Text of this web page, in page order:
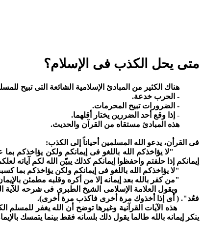
متى يحل الكذب فى الإسلام؟
هناك الكثير من المبادئ الإسلامية الشائعة التى تبيح
- الحرب خدعة.
- الضرورات تبيح المحرمات.
- إذا وقع أحد الضررين يختار أقلهما.
هذه المبادئ مستقاه من القرآن والحديث.
فى القرأن، يدعو الله المسلمين أحياناً إلى الكذب:
"لا يؤاخذكم الله باللغو فى إيمانكم ولكن يؤاخذكم
إيمانكم إذا حلفتم واحفظوا إيمانكم كذلك يبيّن الله لكم آياته
"لا يؤاخذكم الله باللغو فى إيمانكم ولكن يؤاخذكم بما
"من كفر بالله بعد إيمانه إلا من أكره وقلبه مطمئن
ويقول العلامة الإسلامى الشيخ الطبرى فى شرحه للآية
فعُد". ( أى إذا أخذوك مرة أخرى فاكذب مرة أخرى).
هذه الآيات القرآنية وغيرها توضح أن الله يغفر للمسلم
ينكر إيمانه بالله طالما يقول ذلك بلسانه فقط بينما يتمسك